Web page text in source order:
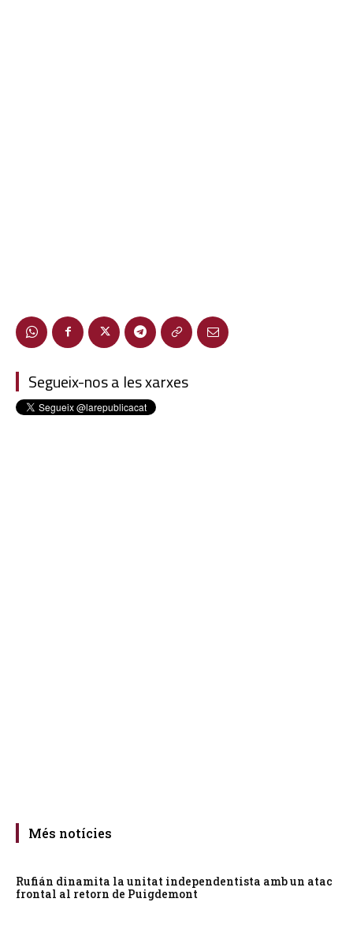
Segueix-nos a les xarxes
Més notícies
Rufián dinamita la unitat independentista amb un atac
frontal al retorn de Puigdemont